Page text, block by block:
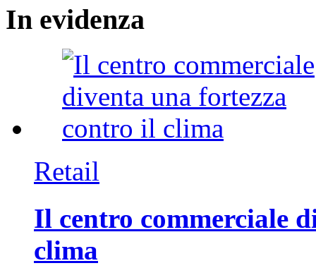
In evidenza
Retail
Il centro commerciale
clima